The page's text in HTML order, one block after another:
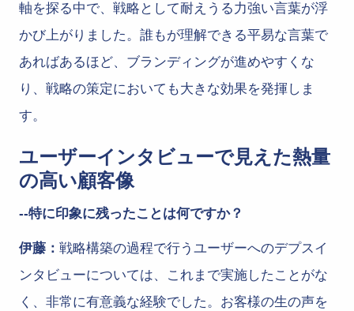
軸を探る中で、戦略として耐えうる力強い言葉が浮
かび上がりました。誰もが理解できる平易な言葉で
あればあるほど、ブランディングが進めやすくな
り、戦略の策定においても大きな効果を発揮しま
す。
ユーザーインタビューで見えた熱量
の高い顧客像
--特に印象に残ったことは何ですか？
伊藤： 戦略構築の過程で行うユーザーへのデプスイ
ンタビューについては、これまで実施したことがな
く、非常に有意義な経験でした。お客様の生の声を